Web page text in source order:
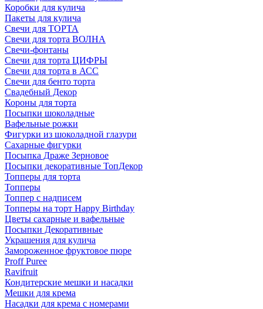
Коробки для кулича
Пакеты для кулича
Свечи для ТОРТА
Свечи для торта ВОЛНА
Свечи-фонтаны
Свечи для торта ЦИФРЫ
Свечи для торта в АСС
Свечи для бенто торта
Свадебный Декор
Короны для торта
Посыпки шоколадные
Вафельные рожки
Фигурки из шоколадной глазури
Сахарные фигурки
Посыпка Драже Зерновое
Посыпки декоративные ТопДекор
Топперы для торта
Топперы
Топпер с надписем
Топперы на торт Happy Birthday
Цветы сахарные и вафельные
Посыпки Декоративные
Украшения для кулича
Замороженное фруктовое пюре
Proff Puree
Ravifruit
Кондитерские мешки и насадки
Мешки для крема
Насадки для крема с номерами